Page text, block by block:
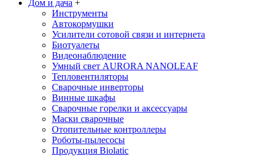
Дом и дача +
Инструменты
Автокормушки
Усилители сотовой связи и интернета
Биотуалеты
Видеонаблюдение
Умный свет AURORA NANOLEAF
Тепловентиляторы
Сварочные инверторы
Винные шкафы
Сварочные горелки и аксессуары
Маски сварочные
Отопительные контроллеры
Роботы-пылесосы
Продукция Biolatic